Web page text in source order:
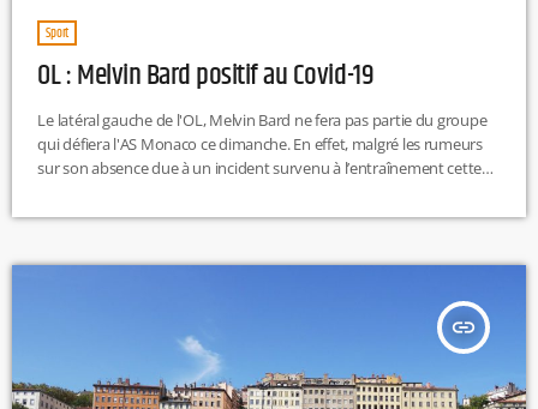
Sport
OL : Melvin Bard positif au Covid-19
Le latéral gauche de l'OL, Melvin Bard ne fera pas partie du groupe
qui défiera l'AS Monaco ce dimanche. En effet, malgré les rumeurs
sur son absence due à un incident survenu à l’entraînement cette
positivité au Covid-19.
insert_link